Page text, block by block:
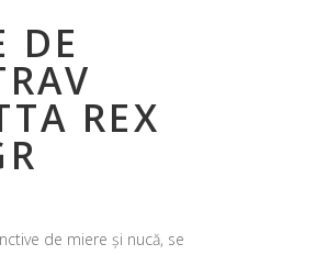
DE
REX
de miere și nucă, se